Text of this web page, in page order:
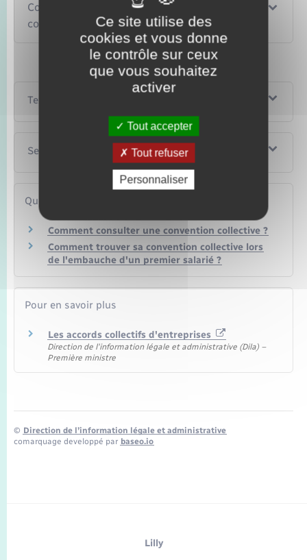
Comment consulter une convention
collective ?
Textes de référence
Services en ligne et formulaires
Questions ? Réponses !
Comment consulter une convention collective ?
Comment trouver sa convention collective lors
de l'embauche d'un premier salarié ?
Pour en savoir plus
Les accords collectifs d'entreprises
Direction de l'information légale et administrative (Dila) –
Première ministre
© Direction de l’information légale et administrative
comarquage developpé par baseo.io
Lilly
Ce site utilise des
cookies et vous donne
le contrôle sur ceux
que vous souhaitez
activer
Tout accepter
Tout refuser
Personnaliser